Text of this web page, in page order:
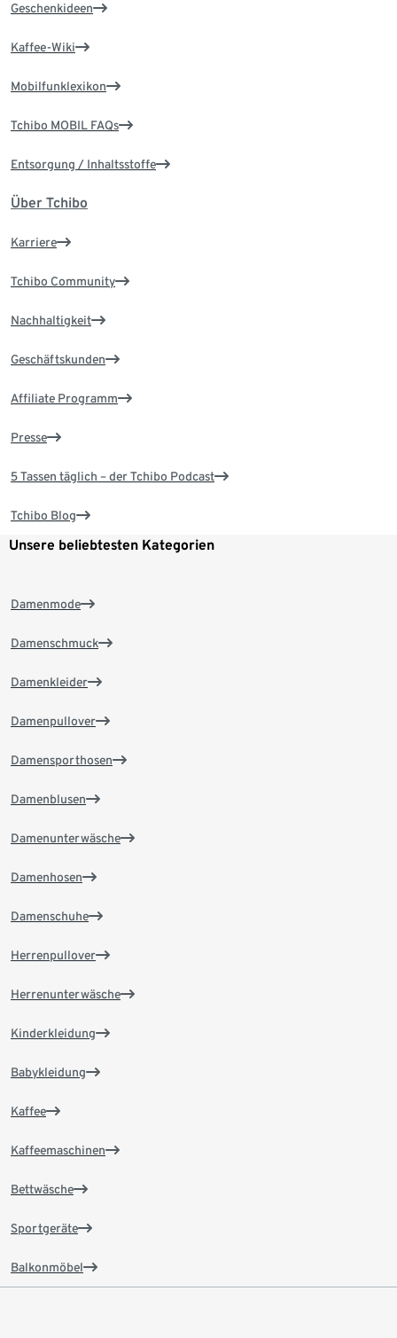
Geschenkideen
Kaffee-Wiki
Mobilfunklexikon
Tchibo MOBIL FAQs
Entsorgung / Inhaltsstoffe
Über Tchibo
Karriere
Tchibo Community
Nachhaltigkeit
Geschäftskunden
Affiliate Programm
Presse
5 Tassen täglich – der Tchibo Podcast
Tchibo Blog
Unsere beliebtesten Kategorien
Damenmode
Damenschmuck
Damenkleider
Damenpullover
Damensporthosen
Damenblusen
Damenunterwäsche
Damenhosen
Damenschuhe
Herrenpullover
Herrenunterwäsche
Kinderkleidung
Babykleidung
Kaffee
Kaffeemaschinen
Bettwäsche
Sportgeräte
Balkonmöbel